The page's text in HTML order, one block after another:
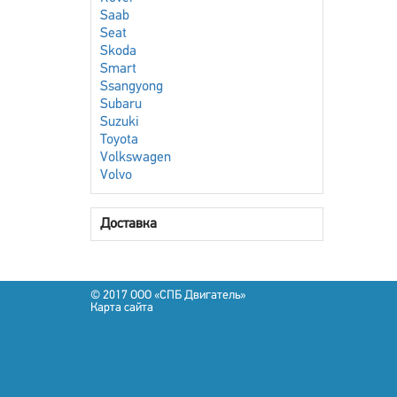
Saab
Seat
Skoda
Smart
Ssangyong
Subaru
Suzuki
Toyota
Volkswagen
Volvo
Доставка
© 2017 OOO «СПБ Двигатель»
Карта сайта